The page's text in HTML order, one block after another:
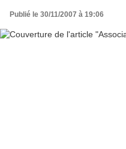
Publié le 30/11/2007 à 19:06